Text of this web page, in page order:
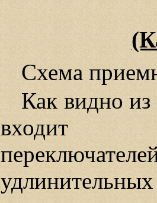
Схема
Как видно из
входит